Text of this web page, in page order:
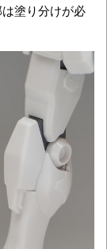
塗り分けが必